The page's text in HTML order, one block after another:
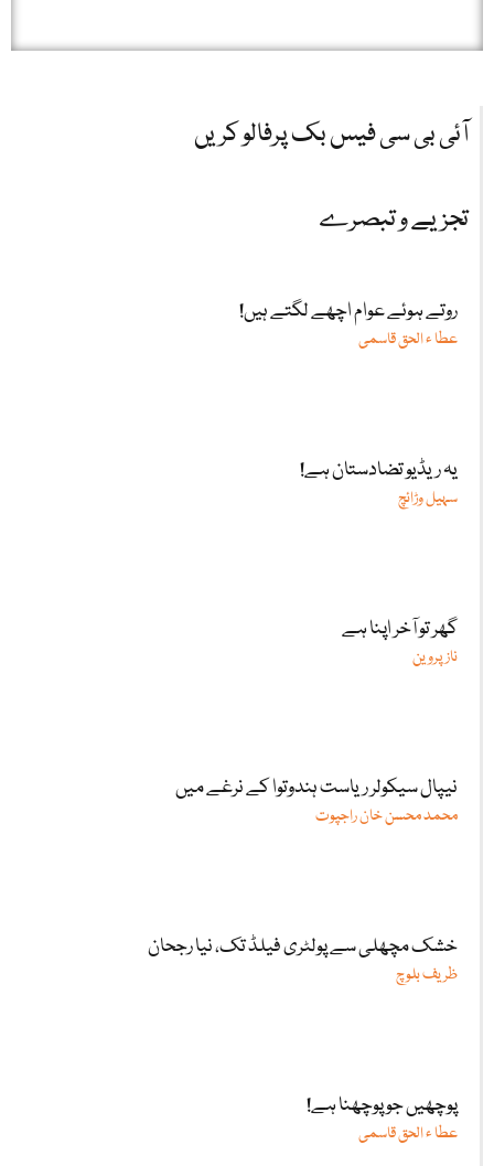
آئی بی سی فیس بک پرفالو کریں
تجزیے و تبصرے
روتے ہوئے عوام اچھے لگتے ہیں!
عطا ء الحق قاسمی
یہ ریڈیو تضادستان ہے!
سہیل وڑائچ
گھر تو آخر اپنا ہے
ناز پروین
نیپال سیکولر ریاست ہندوتوا کے نرغے میں
محمد محسن خان راجپوت
خشک مچھلی سے پولٹری فیلڈ تک، نیا رجحان
ظریف بلوچ
پوچھیں جو پوچھنا ہے!
عطا ء الحق قاسمی